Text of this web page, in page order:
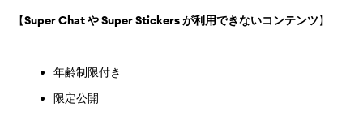
【Super Chat や Super Stickers が利用できないコンテンツ】
年齢制限付き
限定公開